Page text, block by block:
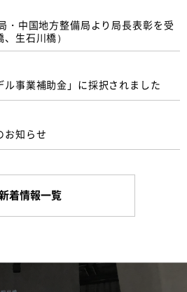
・中国地方整備局より局長表彰を受
生石川橋）
ル事業補助金」に採択されました
お知らせ
着情報一覧